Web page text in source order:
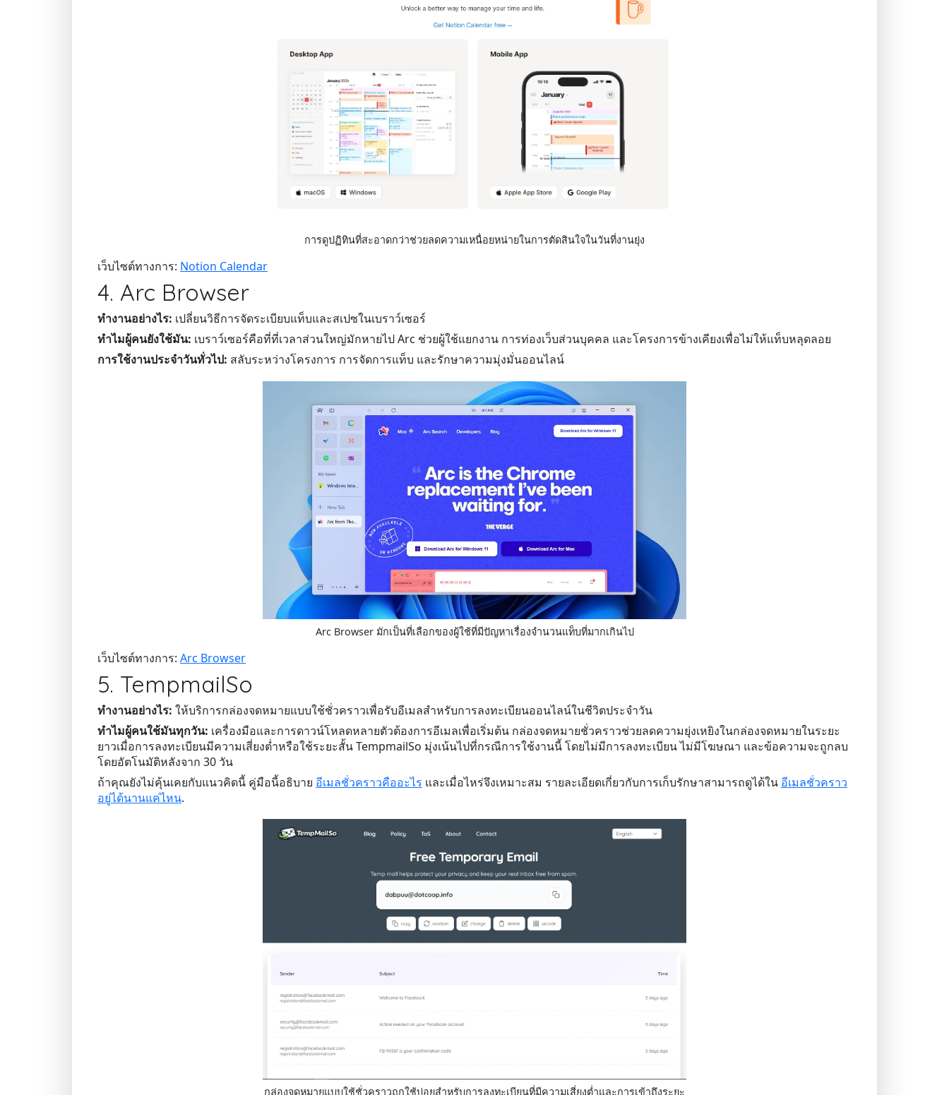
การดูปฏิทินที่สะอาดกว่าช่วยลดความเหนื่อยหน่ายในการตัดสินใจในวันที่งานยุ่ง
เว็บไซต์ทางการ: Notion Calendar
4. Arc Browser
ทำงานอย่างไร: เปลี่ยนวิธีการจัดระเบียบแท็บและสเปซในเบราว์เซอร์
ทำไมผู้คนยังใช้มัน: เบราว์เซอร์คือที่ที่เวลาส่วนใหญ่มักหายไป Arc ช่วยผู้ใช้แยกงาน การท่องเว็บส่วนบุคคล และโครงการข้างเคียงเพื่อไม่ให้แท็บหลุดลอย
การใช้งานประจำวันทั่วไป: สลับระหว่างโครงการ การจัดการแท็บ และรักษาความมุ่งมั่นออนไลน์
Arc Browser มักเป็นที่เลือกของผู้ใช้ที่มีปัญหาเรื่องจำนวนแท็บที่มากเกินไป
เว็บไซต์ทางการ: Arc Browser
5. TempmailSo
ทำงานอย่างไร: ให้บริการกล่องจดหมายแบบใช้ชั่วคราวเพื่อรับอีเมลสำหรับการลงทะเบียนออนไลน์ในชีวิตประจำวัน
ทำไมผู้คนใช้มันทุกวัน: เครื่องมือและการดาวน์โหลดหลายตัวต้องการอีเมลเพื่อเริ่มต้น กล่องจดหมายชั่วคราวช่วยลดความยุ่งเหยิงในกล่องจดหมายในระยะ
ยาวเมื่อการลงทะเบียนมีความเสี่ยงต่ำหรือใช้ระยะสั้น TempmailSo มุ่งเน้นไปที่กรณีการใช้งานนี้ โดยไม่มีการลงทะเบียน ไม่มีโฆษณา และข้อความจะถูกลบ
โดยอัตโนมัติหลังจาก 30 วัน
ถ้าคุณยังไม่คุ้นเคยกับแนวคิดนี้ คู่มือนี้อธิบาย อีเมลชั่วคราวคืออะไร และเมื่อไหร่จึงเหมาะสม รายละเอียดเกี่ยวกับการเก็บรักษาสามารถดูได้ใน อีเมลชั่วคราว
อยู่ได้นานแค่ไหน.
กล่องจดหมายแบบใช้ชั่วคราวถูกใช้บ่อยสำหรับการลงทะเบียนที่มีความเสี่ยงต่ำและการเข้าถึงระยะ